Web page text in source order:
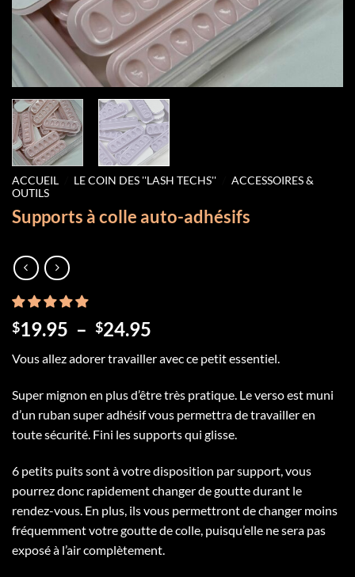
ACCUEIL LE COIN DES ''LASH TECHS''
ACCESSOIRES &
OUTILS
Supports à colle auto-adhésifs
$19.95 – $24.95
prix :
$19.95
à
$24.95
Vous allez adorer travailler avec ce petit essentiel.
Super mignon en plus d’être très pratique. Le verso est muni
d’un ruban super adhésif vous permettra de travailler en
toute sécurité. Fini les supports qui glisse.
6 petits puits sont à votre disposition par support, vous
pourrez donc rapidement changer de goutte durant le
rendez-vous. En plus, ils vous permettront de changer moins
fréquemment votre goutte de colle, puisqu’elle ne sera pas
exposé à l’air complètement.